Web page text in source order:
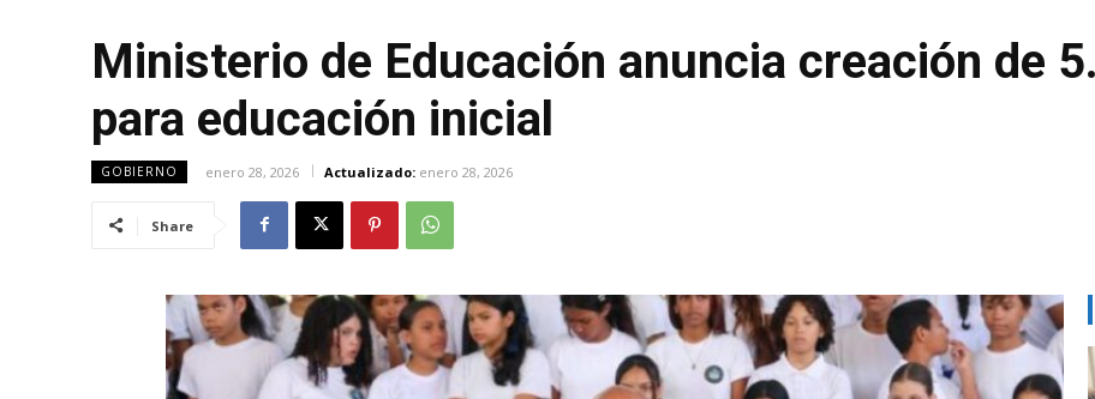
Ministerio de Educación anuncia creación de
para educación inicial
GOBIERNO enero 28, 2026 Actualizado: enero 28, 2026
Share